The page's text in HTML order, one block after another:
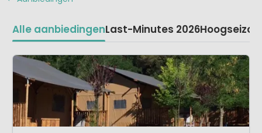
Alle aanbiedingenLast-Minutes 2026